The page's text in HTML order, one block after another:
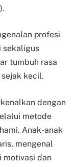
profesi
sekaligus
tumbuh rasa
kecil.
dengan
metode
Anak-anak
mengenal
motivasi dan